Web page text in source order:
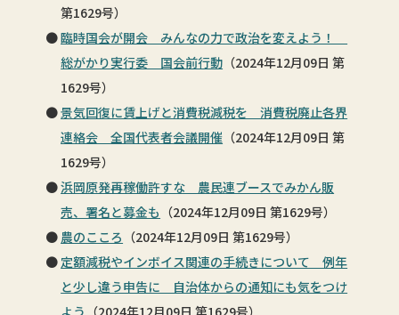
第1629号）
臨時国会が開会 みんなの力で政治を変えよう！
総がかり実行委 国会前行動 （2024年12月09日 第
1629号）
景気回復に賃上げと消費税減税を 消費税廃止各界
連絡会 全国代表者会議開催 （2024年12月09日 第
1629号）
浜岡原発再稼働許すな 農民連ブースでみかん販
売、署名と募金も （2024年12月09日 第1629号）
農のこころ （2024年12月09日 第1629号）
定額減税やインボイス関連の手続きについて 例年
と少し違う申告に 自治体からの通知にも気をつけ